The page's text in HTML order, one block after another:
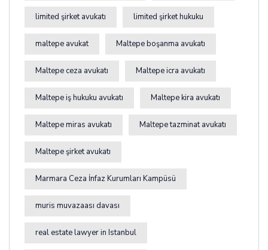
limited şirket avukatı limited şirket hukuku
maltepe avukat Maltepe boşanma avukatı
Maltepe ceza avukatı Maltepe icra avukatı
Maltepe iş hukuku avukatı Maltepe kira avukatı
Maltepe miras avukatı Maltepe tazminat avukatı
Maltepe şirket avukatı
Marmara Ceza İnfaz Kurumları Kampüsü
muris muvazaası davası
real estate lawyer in Istanbul